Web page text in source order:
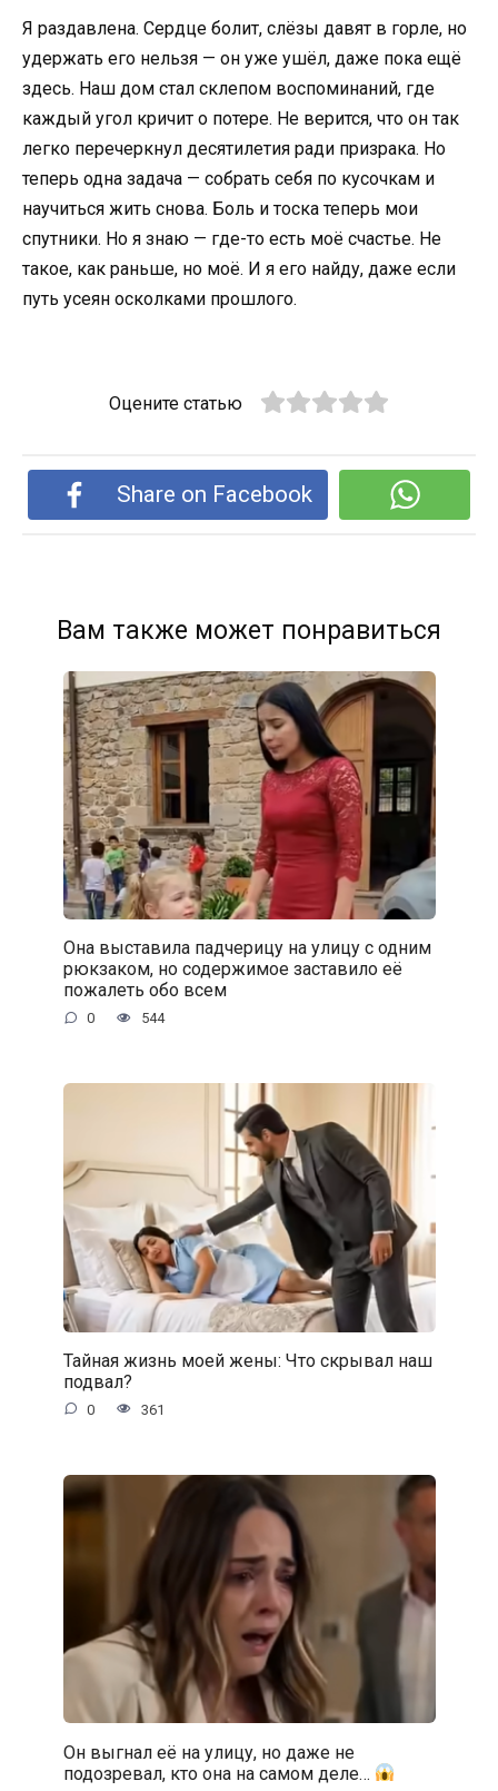
Я раздавлена. Сердце болит, слёзы давят в горле, но
удержать его нельзя — он уже ушёл, даже пока ещё
здесь. Наш дом стал склепом воспоминаний, где
каждый угол кричит о потере. Не верится, что он так
легко перечеркнул десятилетия ради призрака. Но
теперь одна задача — собрать себя по кусочкам и
научиться жить снова. Боль и тоска теперь мои
спутники. Но я знаю — где-то есть моё счастье. Не
такое, как раньше, но моё. И я его найду, даже если
путь усеян осколками прошлого.
Оцените статью
Share on Facebook
Вам также может понравиться
Она выставила падчерицу на улицу с одним
рюкзаком, но содержимое заставило её
пожалеть обо всем
0 544
Тайная жизнь моей жены: Что скрывал наш
подвал?
0 361
Он выгнал её на улицу, но даже не
подозревал, кто она на самом деле…